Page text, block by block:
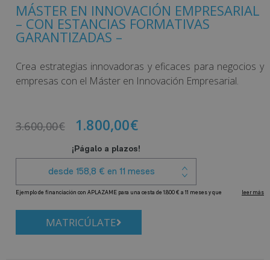
MÁSTER EN INNOVACIÓN EMPRESARIAL
– CON ESTANCIAS FORMATIVAS
GARANTIZADAS –
Crea estrategias innovadoras y eficaces para negocios y
empresas con el Máster en Innovación Empresarial.
3.600,00€ 1.800,00€
MATRICÚLATE